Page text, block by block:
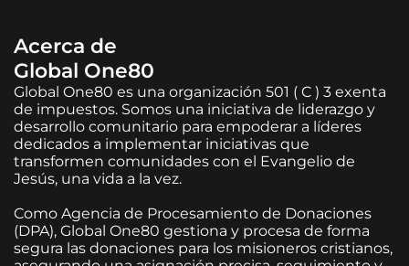
Acerca de
Global One80
Global One80 es una organización 501 ( C ) 3 exenta
de impuestos. Somos una iniciativa de liderazgo y
desarrollo comunitario para empoderar a líderes
dedicados a implementar iniciativas que
transformen comunidades con el Evangelio de
Jesús, una vida a la vez.
Como Agencia de Procesamiento de Donaciones
(DPA), Global One80 gestiona y procesa de forma
segura las donaciones para los misioneros cristianos,